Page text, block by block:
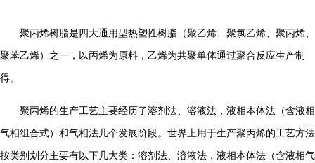
聚丙烯树脂是四大通用型热塑性树脂（聚乙烯、聚氯乙烯、聚丙烯、
聚苯乙烯）之一，以丙烯为原料，乙烯为共聚单体通过聚合反应生产制
得。
聚丙烯的生产工艺主要经历了溶剂法、溶液法，液相本体法（含液相
气相组合式）和气相法几个发展阶段。世界上用于生产聚丙烯的工艺方法
按类别划分主要有以下几大类：溶剂法、溶液法，液相本体法（含液相气